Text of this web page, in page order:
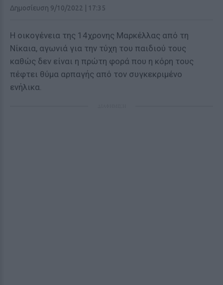
Δημοσίευση 9/10/2022 | 17:35
Η οικογένεια της 14χρονης Μαρκέλλας από τη
Νίκαια, αγωνιά για την τύχη του παιδιού τους
καθώς δεν είναι η πρώτη φορά που η κόρη τους
πέφτει θύμα αρπαγής από τον συγκεκριμένο
ενήλικα.